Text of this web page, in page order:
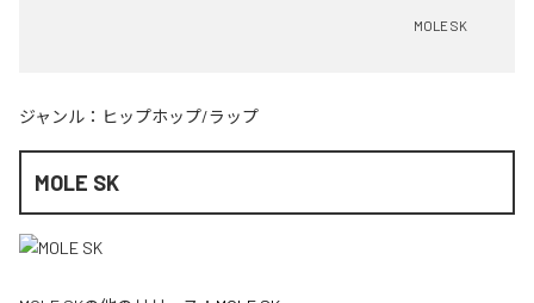
MOLE SK
ジャンル： ヒップホップ/ラップ
MOLE SK